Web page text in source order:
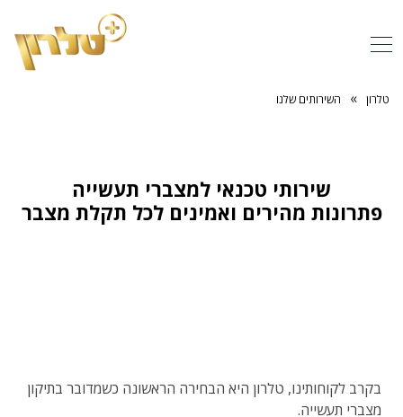
טלרון » השירותים שלנו
שירותי טכנאי למצברי תעשייה
פתרונות מהירים ואמינים לכל תקלת מצבר
בקרב לקוחותינו, טלרון היא הבחירה הראשונה כשמדובר בתיקון
מצברי תעשייה.